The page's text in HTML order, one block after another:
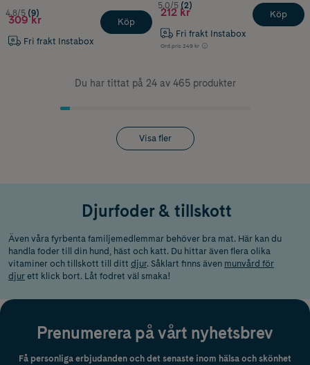
4.8/5 (9)
309 kr
Fri frakt Instabox
Köp
5.0/5 (2)
212 kr
Fri frakt Instabox
Ord.pris 249 kr
Köp
Du har tittat på 24 av 465 produkter
Visa fler
Djurfoder & tillskott
Även våra fyrbenta familjemedlemmar behöver bra mat. Här kan du
handla foder till din hund, häst och katt. Du hittar även flera olika
vitaminer och tillskott till ditt djur. Såklart finns även munvård för
djur ett klick bort. Låt fodret väl smaka!
Prenumerera på vårt nyhetsbrev
Få personliga erbjudanden och det senaste inom hälsa och skönhet